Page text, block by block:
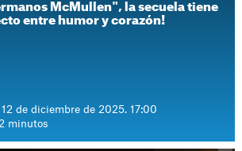
McMullen", la secuela tiene
entre humor y corazón!
de diciembre de 2025. 17:00
minutos